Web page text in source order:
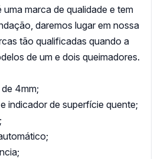
marca de qualidade e tem
daremos lugar em nossa
tão qualificadas quando a
de um e dois queimadores.
4mm;
indicador de superfície quente;